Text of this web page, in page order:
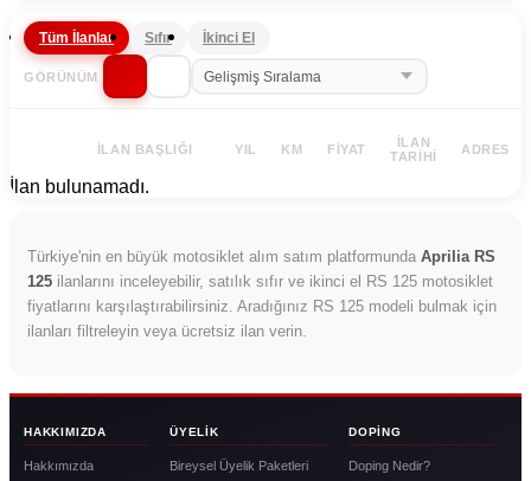
Tüm İlanlar Sıfır İkinci El
GÖRÜNÜM
İLAN BAŞLIĞI YIL KM FIYAT
İLAN
TARIHI
ADRES
İlan bulunamadı.
Türkiye'nin en büyük motosiklet alım satım platformunda Aprilia RS
125 ilanlarını inceleyebilir, satılık sıfır ve ikinci el RS 125 motosiklet
fiyatlarını karşılaştırabilirsiniz. Aradığınız RS 125 modeli bulmak için
ilanları filtreleyin veya ücretsiz ilan verin.
HAKKIMIZDA
Hakkımızda
ÜYELIK
Bireysel Üyelik Paketleri
DOPING
Doping Nedir?